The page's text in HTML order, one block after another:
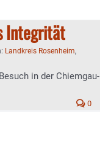
Integrität
Landkreis Rosenheim,
in der Chiemgau-
0